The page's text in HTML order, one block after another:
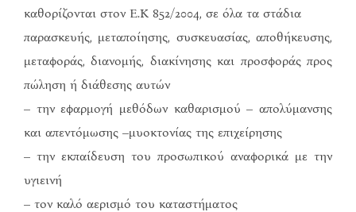
καθορίζονται στον Ε.Κ 852/2004, σε όλα τα στάδια
παρασκευής, μεταποίησης, συσκευασίας, αποθήκευσης,
μεταφοράς, διανομής, διακίνησης και προσφοράς προς
πώληση ή διάθεσης αυτών
– την εφαρμογή μεθόδων καθαρισμού – απολύμανσης
και απεντόμωσης –μυοκτονίας της επιχείρησης
– την εκπαίδευση του προσωπικού αναφορικά με την
υγιεινή
– τον καλό αερισμό του καταστήματος